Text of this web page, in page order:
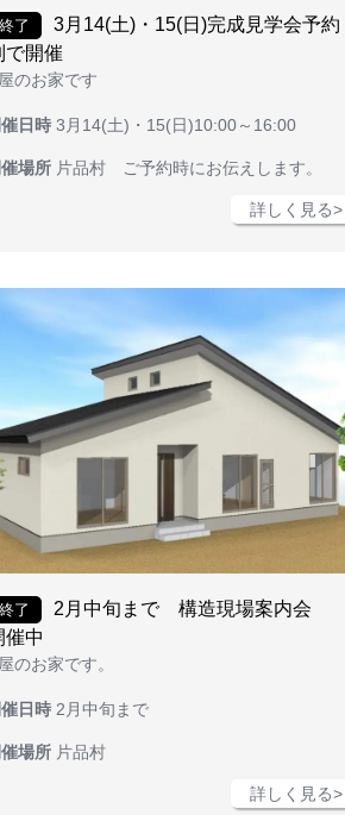
終了
3月14(土)・15(日)完成見学会予約
で開催
のお家です
日時 3月14(土)・15(日)10:00～16:00
場所 片品村 ご予約時にお伝えします。
詳しく見る>
終了
2月中旬まで 構造現場案内会
催中
のお家です。
日時 2月中旬まで
場所 片品村
詳しく見る>